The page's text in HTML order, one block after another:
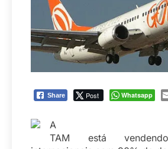
Share Post Whatsapp
A
TAM está